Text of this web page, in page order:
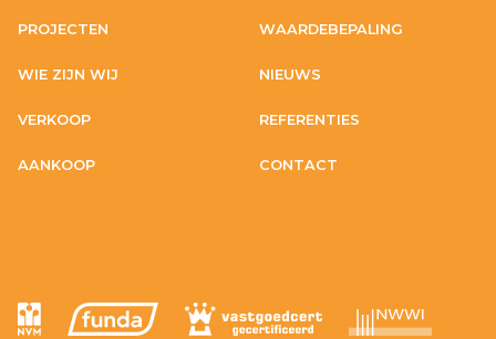
PROJECTEN
WIE ZIJN WIJ
VERKOOP
AANKOOP
WAARDEBEPALING
NIEUWS
REFERENTIES
CONTACT